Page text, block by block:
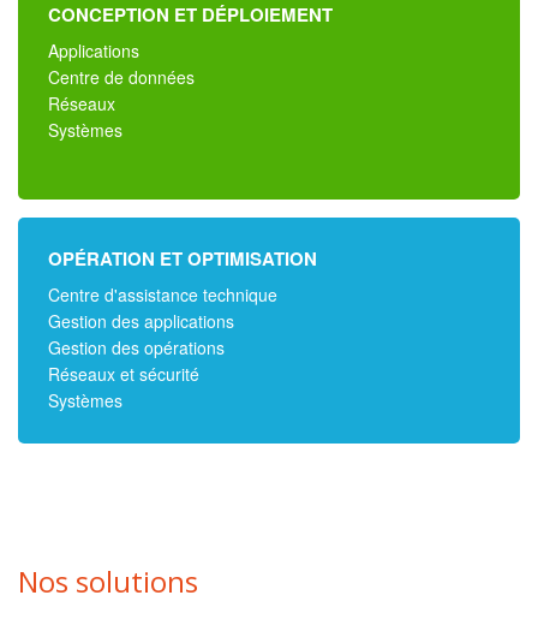
CONCEPTION ET DÉPLOIEMENT
Applications
Centre de données
Réseaux
Systèmes
OPÉRATION ET OPTIMISATION
Centre d'assistance technique
Gestion des applications
Gestion des opérations
Réseaux et sécurité
Systèmes
Nos solutions